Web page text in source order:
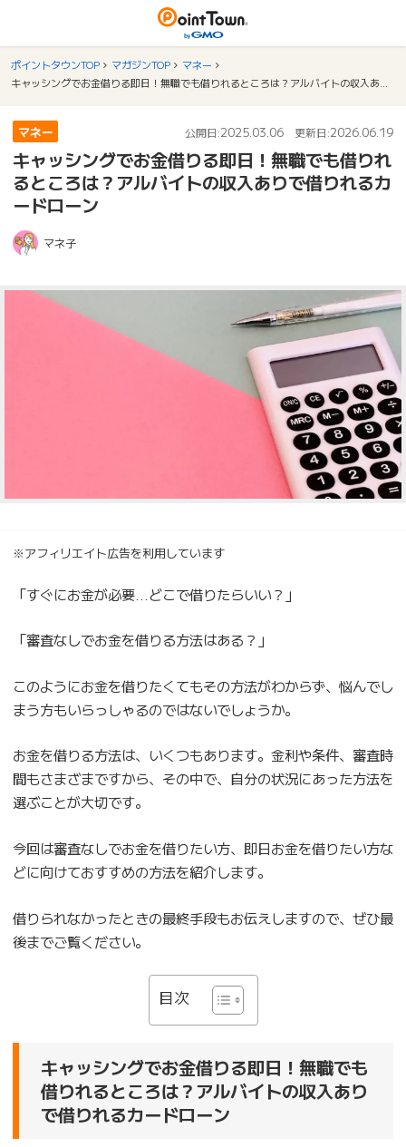
ポイントタウンTOP マガジンTOP
マネー
マネー 公開日:2025.03.06 更新日:2026.06.19
キャッシングでお金借りる即日！無職でも借りれ
るところは？アルバイトの収入ありで借りれるカ
ードローン
マネ子
※アフィリエイト広告を利用しています
「すぐにお金が必要…どこで借りたらいい？」
「審査なしでお金を借りる方法はある？」
このようにお金を借りたくてもその方法がわからず、悩んでし
まう方もいらっしゃるのではないでしょうか。
お金を借りる方法は、いくつもあります。金利や条件、審査時
間もさまざまですから、その中で、自分の状況にあった方法を
選ぶことが大切です。
今回は審査なしでお金を借りたい方、即日お金を借りたい方な
どに向けておすすめの方法を紹介します。
借りられなかったときの最終手段もお伝えしますので、ぜひ最
後までご覧ください。
目次
キャッシングでお金借りる即日！無職でも
借りれるところは？アルバイトの収入あり
で借りれるカードローン